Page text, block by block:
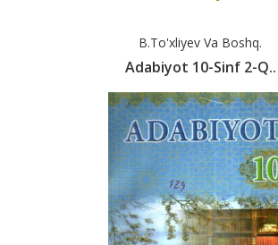
B.To'xliyev Va Boshq.
Adabiyot 10-Sinf 2-Q..